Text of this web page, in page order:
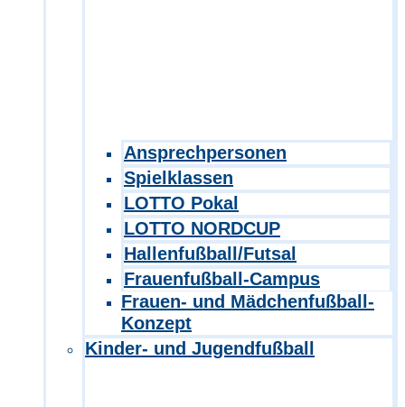
Ansprechpersonen
Spielklassen
LOTTO Pokal
LOTTO NORDCUP
Hallenfußball/Futsal
Frauenfußball-Campus
Frauen- und Mädchenfußball-
Konzept
Kinder- und Jugendfußball